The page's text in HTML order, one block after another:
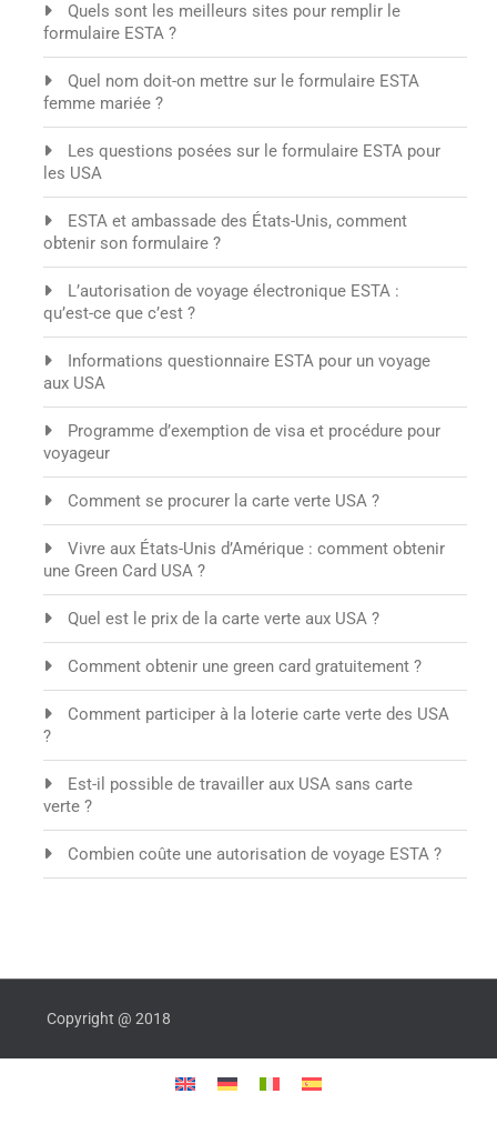
Quels sont les meilleurs sites pour remplir le
formulaire ESTA ?
Quel nom doit-on mettre sur le formulaire ESTA
femme mariée ?
Les questions posées sur le formulaire ESTA pour
les USA
ESTA et ambassade des États-Unis, comment
obtenir son formulaire ?
L’autorisation de voyage électronique ESTA :
qu’est-ce que c’est ?
Informations questionnaire ESTA pour un voyage
aux USA
Programme d’exemption de visa et procédure pour
voyageur
Comment se procurer la carte verte USA ?
Vivre aux États-Unis d’Amérique : comment obtenir
une Green Card USA ?
Quel est le prix de la carte verte aux USA ?
Comment obtenir une green card gratuitement ?
Comment participer à la loterie carte verte des USA
?
Est-il possible de travailler aux USA sans carte
verte ?
Combien coûte une autorisation de voyage ESTA ?
Copyright @ 2018